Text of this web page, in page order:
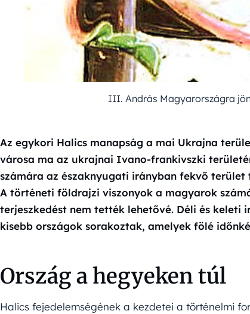
III. András Magyarországra
Az egykori Halics manapság a mai Ukrajna
városa ma az ukrajnai Ivano-frankivszki
számára az északnyugati irányban fekvő
A történeti földrajzi viszonyok a magyarok
terjeszkedést nem tették lehetővé. Déli és keleti
kisebb országok sorakoztak, amelyek fölé
Ország a hegyeken túl
Halics fejedelemségének a kezdetei a történelmi